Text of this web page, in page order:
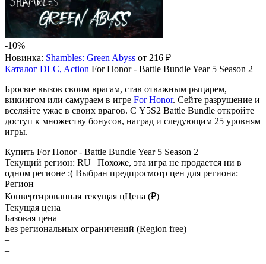
-10%
Новинка: Shambles: Green Abyss от 216 ₽
Каталог DLC, Action For Honor - Battle Bundle Year 5 Season 2
Бросьте вызов своим врагам, став отважным рыцарем,
викингом или самураем в игре For Honor. Сейте разрушение и
вселяйте ужас в своих врагов. С Y5S2 Battle Bundle откройте
доступ к множеству бонусов, наград и следующим 25 уровням
игры.
Купить For Honor - Battle Bundle Year 5 Season 2
Текущий регион: RU | Похоже, эта игра не продается ни в
одном регионе :( Выбран предпросмотр цен для региона:
Регион
Конвертированная текущая цЦена (₽)
Текущая цена
Базовая цена
Без региональных ограничений (Region free)
–
–
–